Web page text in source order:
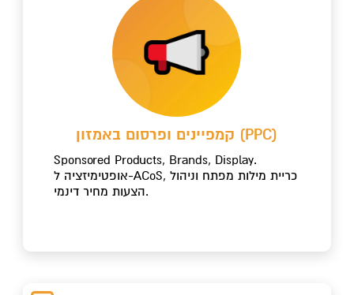
קמפיינים ופרסום באמזון (PPC)
Sponsored Products, Brands, Display.
אופטימיזציה ל-ACoS, כריית מילות מפתח וניהול
הצעות מחיר דינמי.